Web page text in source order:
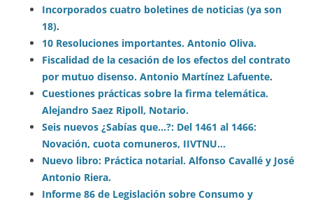
Incorporados cuatro boletines de noticias (ya son
18).
10 Resoluciones importantes. Antonio Oliva.
Fiscalidad de la cesación de los efectos del contrato
por mutuo disenso. Antonio Martínez Lafuente.
Cuestiones prácticas sobre la firma telemática.
Alejandro Saez Ripoll, Notario.
Seis nuevos ¿Sabías que…?: Del 1461 al 1466:
Novación, cuota comuneros, IIVTNU…
Nuevo libro: Práctica notarial. Alfonso Cavallé y José
Antonio Riera.
Informe 86 de Legislación sobre Consumo y